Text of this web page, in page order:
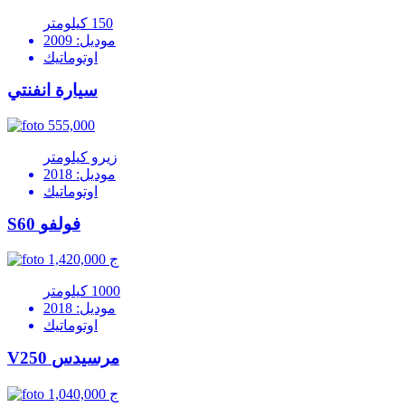
150 كيلومتر
موديل: 2009
اوتوماتيك
سيارة انفنتي
555,000
زيرو كيلومتر
موديل: 2018
اوتوماتيك
S60 فولفو
1,420,000 ج
1000 كيلومتر
موديل: 2018
اوتوماتيك
V250 مرسيدس
1,040,000 ج